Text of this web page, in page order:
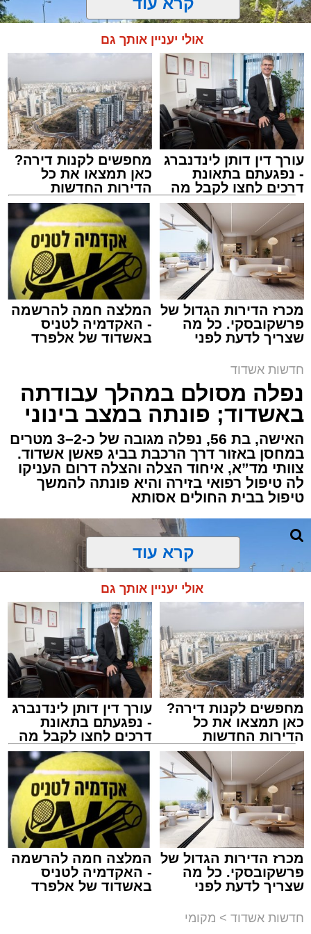
צילום: דוברות איחוד הצלה
מערכת האתר / 15:39 07.08.26
איחוד הצלה
אירוע דרמטי הסתיים בנס רפואי באשדוד, לאחר
שגבר בן 56 התמוטט בביתו שבאחד הרחובות
ברובע י"א בעיר, כתוצאה מאירוע פתאומי שגרם
להפסקת פעילות ליבו.
למקום הוזעקו מיד צוותי רפואה ומתנדבים של
ארגון "איחוד הצלה". החובשים והפרמדיקים
הכרה, ופתחו מיידית בפעולות החייאה מתקדמות,
הכוללות עיסויי לב ושימוש במפעם (דפיברילטור).
בזכות התושייה והפעילות המהירה והמקצועית של
הצוותים בשטח, ליבו של הגבר שב לפעום.
לאחר ייצוב מצבו הראשוני, הוא פונה באמבולנס
לבית חולים להמשך קבלת טיפול רפואי כשמצבו
מוגדר יציב.
מעוניינים להגיב? לדווח ? צרו איתנו קשר במייל -
ASHDODS@ISNET.CO.IL
אולי יעניין אותך גם
עורך דין דותן לינדנברג
- נפגעתם בתאונת
דרכים לחצו לקבל מה
שמגיע לכם
מחפשים לקנות דירה?
כאן תמצאו את כל
הדירות החדשות
למכירה באשדוד >>>
מכרז הדירות הגדול של
פרשקובסקי. כל מה
שצריך לדעת לפני
באשדוד
המלצה חמה להרשמה
- האקדמיה לטניס
באשדוד של אלפרד
חדשות אשדוד
נפלה מסולם במהלך עבודתה
באשדוד; פונתה במצב בינוני
האישה, בת 56, נפלה מגובה של כ-2–3 מטרים
במחסן באזור דרך הרכבת בביג פאשן אשדוד.
צוותי מד”א, איחוד הצלה והצלה דרום העניקו
לה טיפול רפואי בזירה והיא פונתה להמשך
טיפול בבית החולים אסותא
צילום: דוברות איחוד הצלה
עופר אשטוקר / 15:32 07.08.26
תאונת עבודה באשדוד
עובדת בת 56 נפצעה היום (שישי) באורח בינוני
קרא עוד
אולי יעניין אותך גם
מחפשים לקנות דירה?
כאן תמצאו את כל
הדירות החדשות
למכירה באשדוד >>>
עורך דין דותן לינדנברג
- נפגעתם בתאונת
דרכים לחצו לקבל מה
שמגיע לכם
מכרז הדירות הגדול של
פרשקובסקי. כל מה
שצריך לדעת לפני
באשדוד
המלצה חמה להרשמה
- האקדמיה לטניס
באשדוד של אלפרד
חדשות אשדוד > מקומי